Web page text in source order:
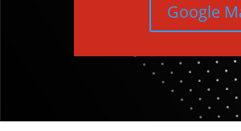
Google